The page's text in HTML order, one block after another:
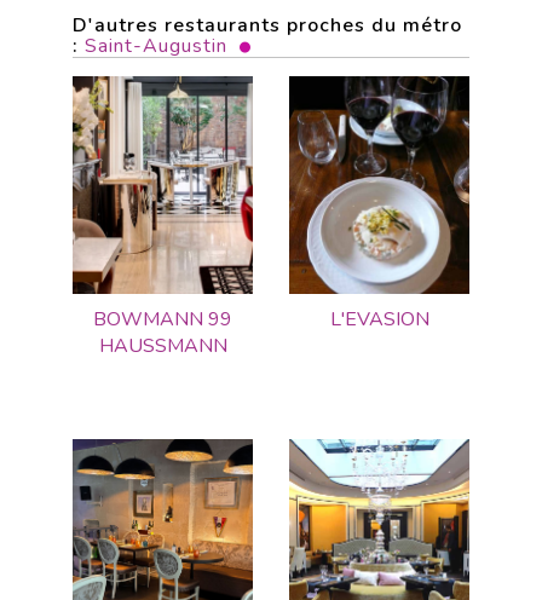
D'autres restaurants proches du métro
: Saint-Augustin
BOWMANN 99
HAUSSMANN
L'EVASION